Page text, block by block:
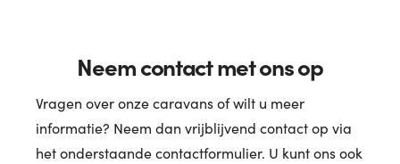
Neem contact met ons op
Vragen over onze caravans of wilt u meer
informatie? Neem dan vrijblijvend contact op via
het onderstaande contactformulier. U kunt ons ook